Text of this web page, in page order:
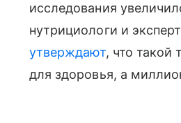
исследования
нутрициологи и
утверждают, что такой
для здоровья, а